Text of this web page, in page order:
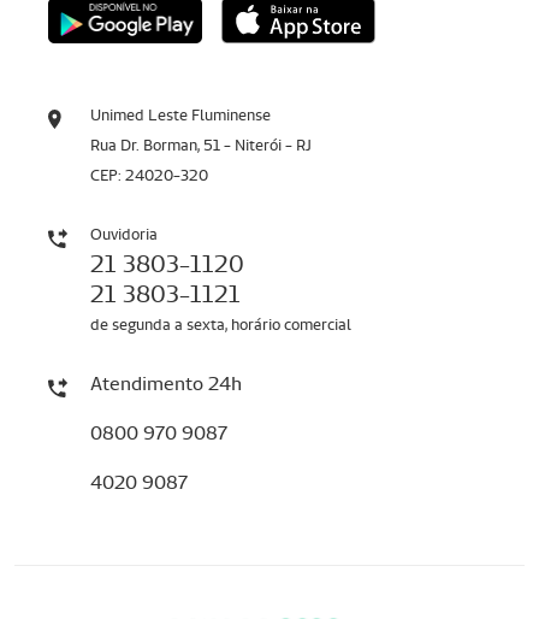
Unimed Leste Fluminense
Rua Dr. Borman, 51 - Niterói - RJ
CEP: 24020-320
Ouvidoria
21 3803-1120
21 3803-1121
de segunda a sexta, horário comercial
Atendimento 24h
0800 970 9087
4020 9087